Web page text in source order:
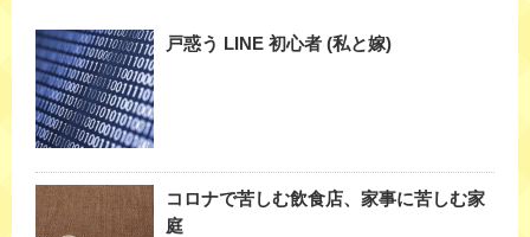
戸惑う LINE 初心者 (私と嫁)
コロナで苦しむ飲食店、家事に苦しむ家
庭